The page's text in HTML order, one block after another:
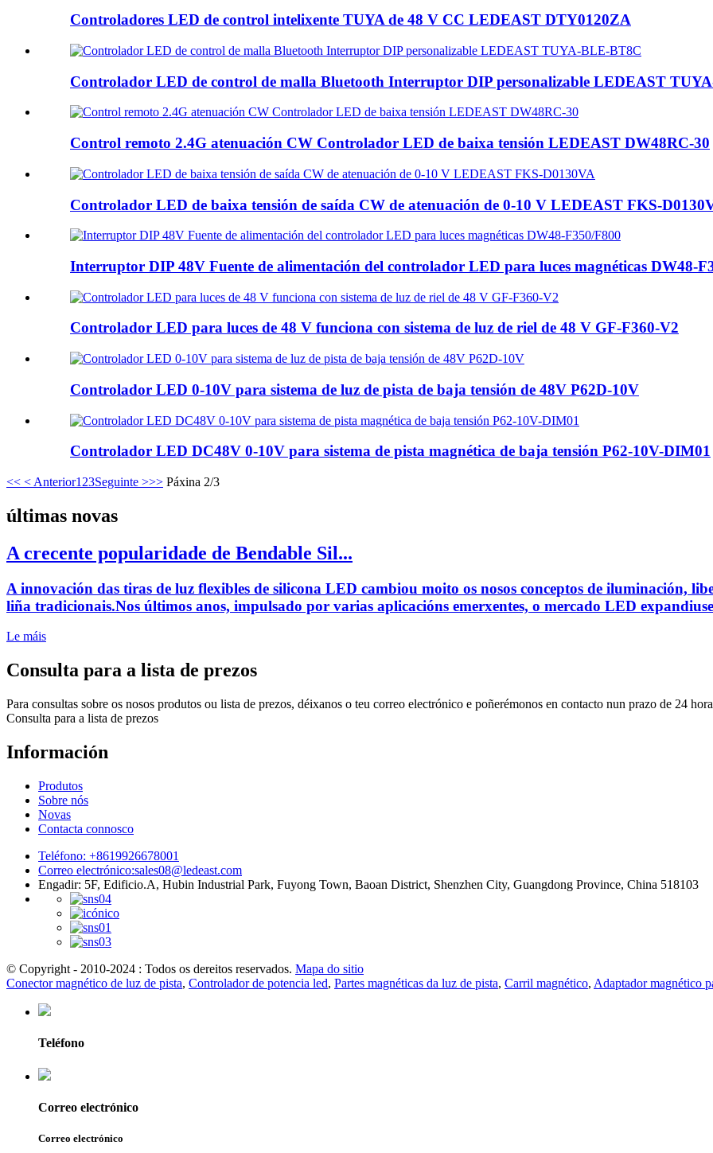
Controladores LED de control intelixente TUYA de 48 V CC LEDEAST DTY0120ZA
Controlador LED de control de malla Bluetooth Interruptor DIP personalizable LEDEAST
Control remoto 2.4G atenuación CW Controlador LED de baixa tensión LEDEAST DW48RC-30
Controlador LED de baixa tensión de saída CW de atenuación de 0-10 V LEDEAST FKS-
Interruptor DIP 48V Fuente de alimentación del controlador LED para luces magnéticas DW48-
Controlador LED para luces de 48 V funciona con sistema de luz de riel de 48 V GF-F360-V2
Controlador LED 0-10V para sistema de luz de pista de baja tensión de 48V P62D-10V
Controlador LED DC48V 0-10V para sistema de pista magnética de baja tensión P62-10V-DIM01
<< < Anterior1 23Seguinte >>> Páxina 2/3
últimas novas
A crecente popularidade de Bendable Sil...
A innovación das tiras de luz flexibles de silicona LED cambiou moito os nosos conceptos de iluminación,
liña tradicionais.Nos últimos anos, impulsado por varias aplicacións emerxentes, o mercado LED
Le máis
Consulta para a lista de prezos
Para consultas sobre os nosos produtos ou lista de prezos, déixanos o teu correo electrónico e poñerémonos en contacto nun prazo de 24
Consulta para a lista de prezos
Información
Produtos
Sobre nós
Novas
Contacta connosco
Teléfono: +8619926678001
Correo electrónico:sales08@ledeast.com
Engadir: 5F, Edificio.A, Hubin Industrial Park, Fuyong Town, Baoan District, Shenzhen City, Guangdong Province, China 518103
© Copyright - 2010-2024 : Todos os dereitos reservados. Mapa do sitio
Conector magnético de luz de pista, Controlador de potencia led, Partes magnéticas da luz de pista, Carril magnético, Adaptador magnético
Teléfono
Correo electrónico
Correo electrónico